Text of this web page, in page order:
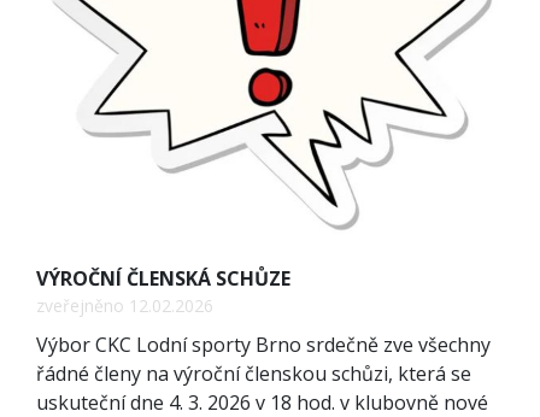
VÝROČNÍ ČLENSKÁ SCHŮZE
zveřejněno 12.02.2026
Výbor CKC Lodní sporty Brno srdečně zve všechny
řádné členy na výroční členskou schůzi, která se
uskuteční dne 4. 3. 2026 v 18 hod. v klubovně nové